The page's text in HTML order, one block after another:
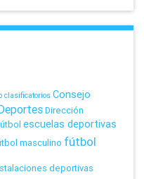
clasificatorios Consejo
Dirección
escuelas deportivas
masculino fútbol
deportivas